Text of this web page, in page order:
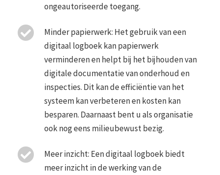
ongeautoriseerde toegang.
Minder papierwerk: Het gebruik van een
digitaal logboek kan papierwerk
verminderen en helpt bij het bijhouden van
digitale documentatie van onderhoud en
inspecties. Dit kan de efficiëntie van het
systeem kan verbeteren en kosten kan
besparen. Daarnaast bent u als organisatie
ook nog eens milieubewust bezig.
Meer inzicht: Een digitaal logboek biedt
meer inzicht in de werking van de